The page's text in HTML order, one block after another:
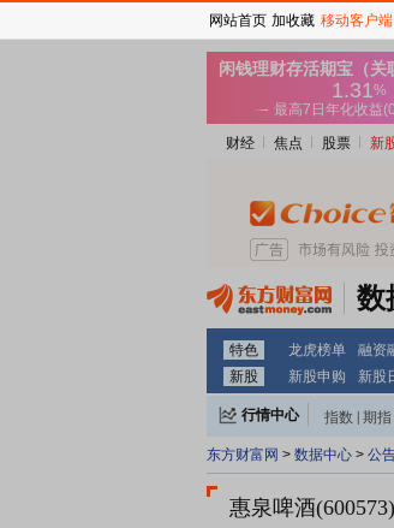
财经 焦点 股票 新
数
特色 龙虎榜单 融资
新股
新股申购 新股
行情中心 指数 期指
东方财富网 > 数据中心 > 公
惠泉啤酒(600573)
网站首页 加收藏 移动客户端